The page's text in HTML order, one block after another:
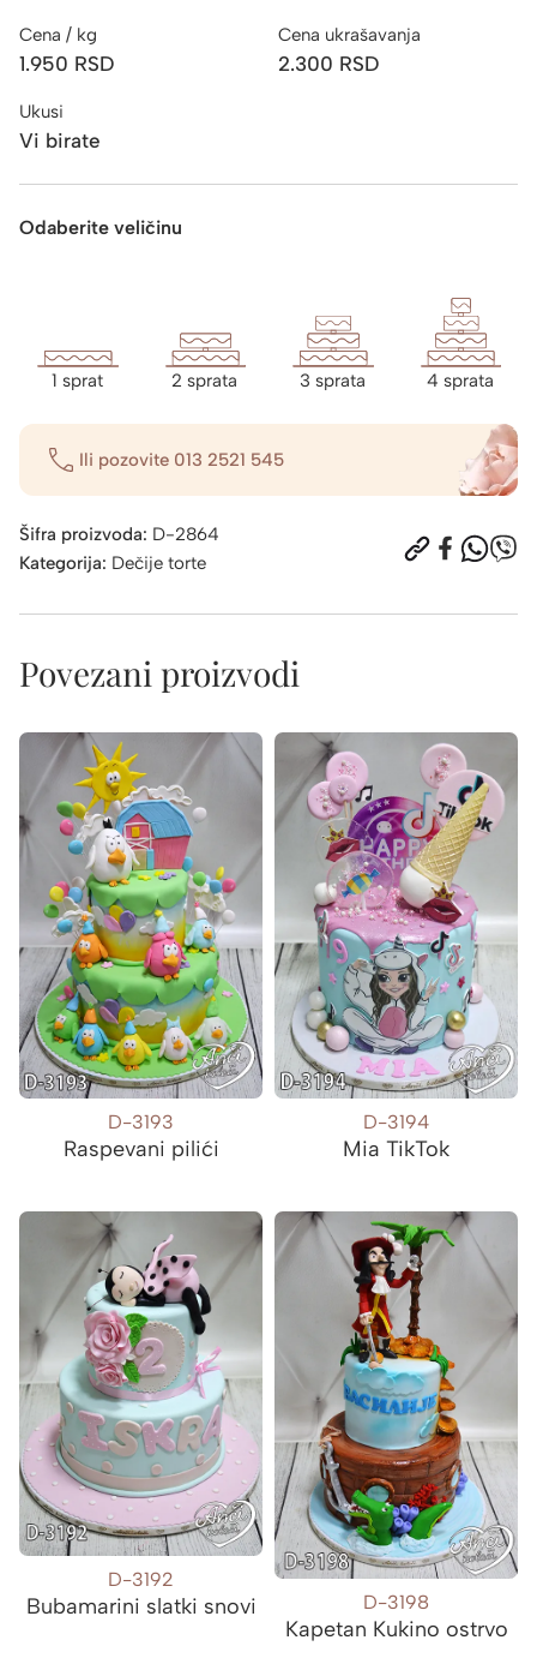
Cena / kg
1.950 RSD
Cena ukrašavanja
2.300 RSD
Ukusi
Vi birate
Odaberite veličinu
1 sprat 2 sprata 3 sprata 4 sprata
Ili pozovite 013 2521 545
Šifra proizvoda: D-2864
Kategorija: Dečije torte
Povezani proizvodi
D-3193
Raspevani pilići
D-3194
Mia TikTok
D-3192
Bubamarini slatki snovi D-3198
Kapetan Kukino ostrvo